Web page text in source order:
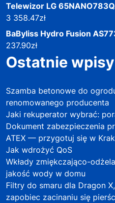
Telewizor LG
3 358.47zł
BaByliss Hydro Fusion
237.90zł
Ostatnie wpisy
Szamba betonowe do
renomowanego producenta
Jaki rekuperator wybrać:
Dokument zabezpieczenia
ATEX — przygotuj się w
Jak wdrożyć QoS
Wkłady zmiękczająco-
jakość wody w domu
Filtry do smaru dla Dragon
zapobiec zacinaniu się